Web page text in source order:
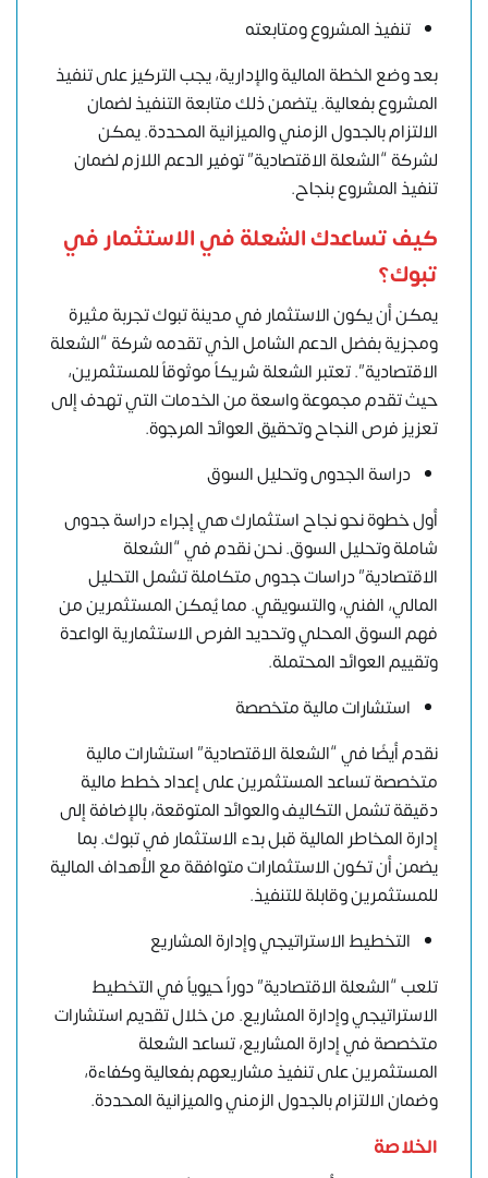
تنفيذ المشروع ومتابعته
بعد وضع الخطة المالية والإدارية، يجب التركيز على تنفيذ
المشروع بفعالية. يتضمن ذلك متابعة التنفيذ لضمان
الالتزام بالجدول الزمني والميزانية المحددة. يمكن
لشركة “الشعلة الاقتصادية” توفير الدعم اللازم لضمان
تنفيذ المشروع بنجاح.
كيف تساعدك الشعلة في الاستثمار في
تبوك؟
يمكن أن يكون الاستثمار في مدينة تبوك تجربة مثيرة
ومجزية بفضل الدعم الشامل الذي تقدمه شركة “الشعلة
الاقتصادية”. تعتبر الشعلة شريكاً موثوقاً للمستثمرين،
حيث تقدم مجموعة واسعة من الخدمات التي تهدف إلى
تعزيز فرص النجاح وتحقيق العوائد المرجوة.
دراسة الجدوى وتحليل السوق
أول خطوة نحو نجاح استثمارك هي إجراءدراسة جدوى
شاملةوتحليل السوق. نحن نقدم في “الشعلة
الاقتصادية” دراسات جدوى متكاملة تشملالتحليل
المالي، الفني، والتسويقي. مما يُمكن المستثمرين من
فهم السوق المحلي وتحديد الفرص الاستثمارية الواعدة
وتقييم العوائد المحتملة.
استشارات مالية متخصصة
نقدم أيضًا في “الشعلة الاقتصادية” استشارات مالية
متخصصة تساعد المستثمرين على إعداد خطط مالية
دقيقة تشمل التكاليف والعوائد المتوقعة، بالإضافة إلى
إدارة المخاطر المالية قبل بدء الاستثمار في تبوك. بما
يضمن أن تكون الاستثمارات متوافقة مع الأهداف المالية
للمستثمرين وقابلة للتنفيذ.
التخطيط الاستراتيجي وإدارة المشاريع
تلعب “الشعلة الاقتصادية” دوراً حيوياً في التخطيط
الاستراتيجي وإدارة المشاريع. من خلال تقديم استشارات
متخصصة في إدارة المشاريع، تساعد الشعلة
المستثمرين على تنفيذ مشاريعهم بفعالية وكفاءة،
وضمان الالتزام بالجدول الزمني والميزانية المحددة.
الخلاصة